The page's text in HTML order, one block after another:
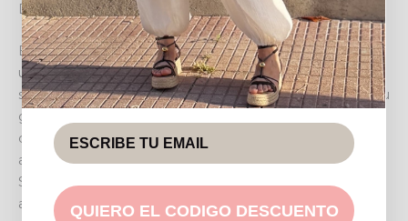
Diseño y estilo
Esta camisa de manga larga presenta un corte clásico y
un cuello camisero tradicional que aporta un toque de
sofisticación. El abotonado frontal permite ajustarla a tu
gusto, ofreciendo la posibilidad de llevarla
completamente abotonada para un look pulido o
abierta sobre una camiseta para un estilo más relajado.
Su color azul claro es increíblemente combinable y
añade luminosidad a cualquier conjunto.
QUIERO EL CODIGO DESCUENTO